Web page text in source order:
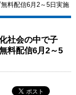
料配信6月2～5日実施
社会の中で子
料配信6月2～5